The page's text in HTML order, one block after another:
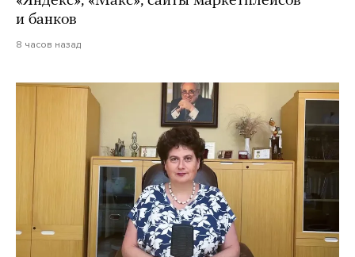
и банков
8 часов назад